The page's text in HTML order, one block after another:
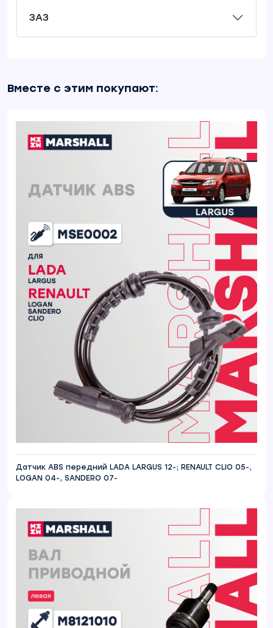
ЗАЗ
Вместе с этим покупают:
Датчик ABS передний LADA LARGUS 12-; RENAULT CLIO 05-,
LOGAN 04-, SANDERO 07-